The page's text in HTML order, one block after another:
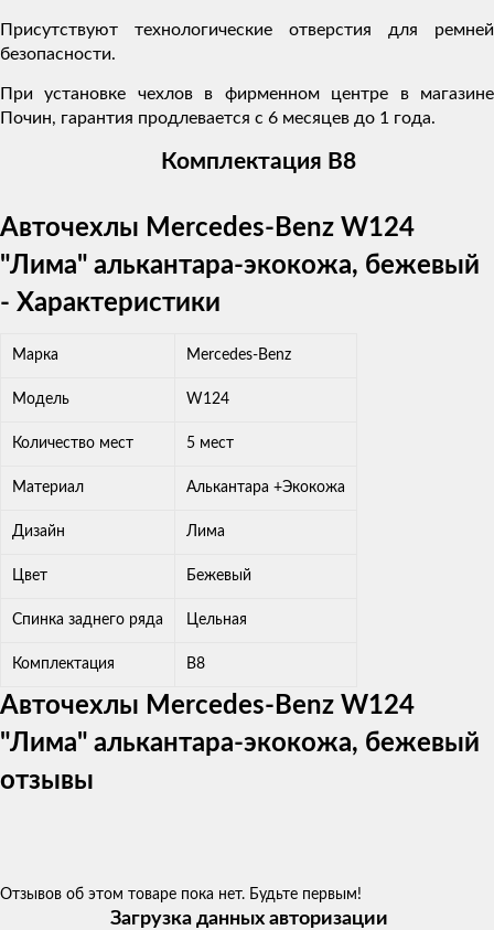
Присутствуют технологические отверстия для ремней
безопасности.
При установке чехлов в фирменном центре в магазине
Почин, гарантия продлевается с 6 месяцев до 1 года.
Комплектация В8
Авточехлы Mercedes-Benz W124
"Лима" алькантара-экокожа, бежевый
- Характеристики
Марка Mercedes-Benz
Модель W124
Количество мест 5 мест
Материал Алькантара +Экокожа
Дизайн Лима
Цвет Бежевый
Спинка заднего ряда Цельная
Комплектация В8
Авточехлы Mercedes-Benz W124
"Лима" алькантара-экокожа, бежевый
отзывы
Отзывов об этом товаре пока нет. Будьте первым!
Загрузка данных авторизации